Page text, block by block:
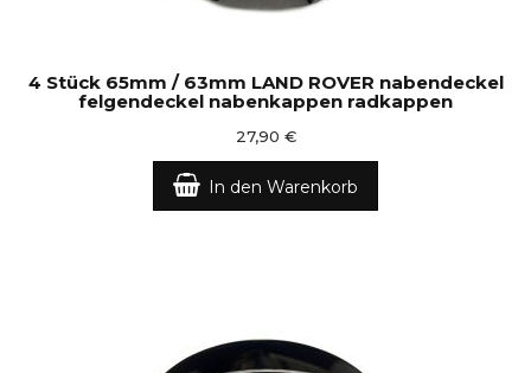
4 Stück 65mm / 63mm LAND ROVER nabendeckel
felgendeckel nabenkappen radkappen
27,90 €
In den Warenkorb